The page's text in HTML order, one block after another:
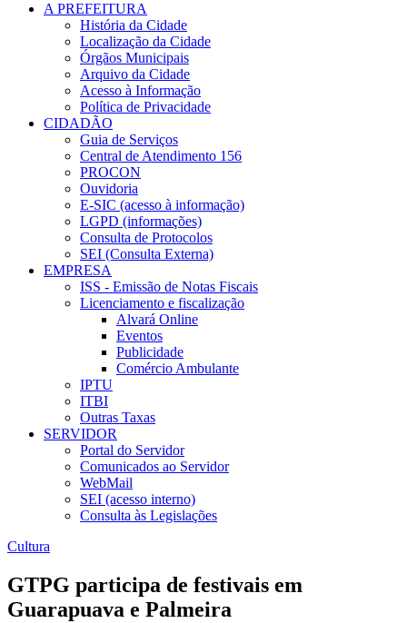
A PREFEITURA
História da Cidade
Localização da Cidade
Órgãos Municipais
Arquivo da Cidade
Acesso à Informação
Política de Privacidade
CIDADÃO
Guia de Serviços
Central de Atendimento 156
PROCON
Ouvidoria
E-SIC (acesso à informação)
LGPD (informações)
Consulta de Protocolos
SEI (Consulta Externa)
EMPRESA
ISS - Emissão de Notas Fiscais
Licenciamento e fiscalização
Alvará Online
Eventos
Publicidade
Comércio Ambulante
IPTU
ITBI
Outras Taxas
SERVIDOR
Portal do Servidor
Comunicados ao Servidor
WebMail
SEI (acesso interno)
Consulta às Legislações
Cultura
GTPG participa de festivais em
Guarapuava e Palmeira